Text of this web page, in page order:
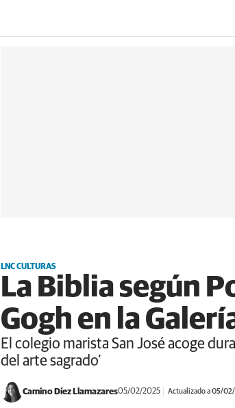
ACTUALIDAD BIERZO
LNC CULTURAS
La Biblia según
Gogh en la
El colegio marista San José acoge
del arte sagrado’
Camino Díez Llamazares05/02/2025 Actualizado a 05/